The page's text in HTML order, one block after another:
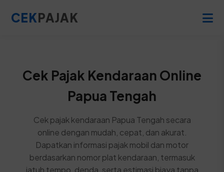
CEKPAJAK
Cek Pajak Kendaraan Online
Papua Tengah
Cek pajak kendaraan Papua Tengah secara
online dengan mudah, cepat, dan akurat.
Dapatkan informasi pajak mobil dan motor
berdasarkan nomor plat kendaraan, termasuk
jatuh tempo, denda, serta estimasi biaya tanpa